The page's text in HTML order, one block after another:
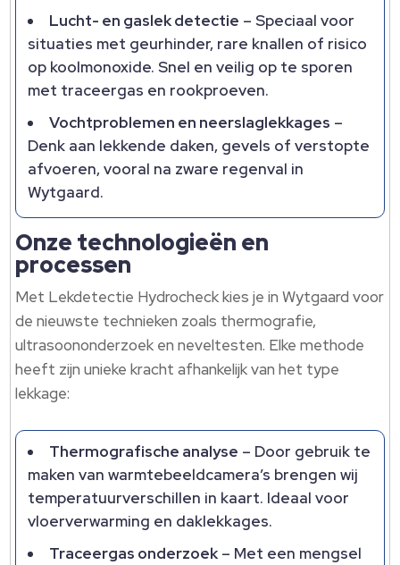
Lucht- en gaslek detectie – Speciaal voor
situaties met geurhinder, rare knallen of risico
op koolmonoxide.​ Snel en veilig op te sporen
met traceergas en rookproeven.​
Vochtproblemen en neerslaglekkages –
Denk aan lekkende daken, gevels of verstopte
afvoeren, vooral na zware regenval in
Wytgaard.​
Onze technologieën en
processen
Met Lekdetectie Hydrocheck kies je in Wytgaard voor
de nieuwste technieken zoals thermografie,
ultrasoononderzoek en neveltesten.​ Elke methode
heeft zijn unieke kracht afhankelijk van het type
lekkage:
Thermografische analyse – Door gebruik te
maken van warmtebeeldcamera’s brengen wij
temperatuurverschillen in kaart.​ Ideaal voor
vloerverwarming en daklekkages.​
Traceergas onderzoek– Met een mengsel